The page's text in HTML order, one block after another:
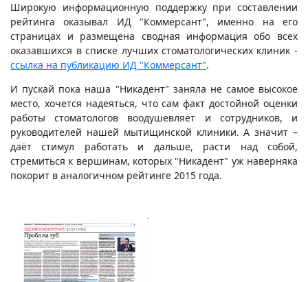
Широкую информационную поддержку при составлении
рейтинга оказывал ИД "Коммерсант", именно на его
страницах и размещена сводная информация обо всех
оказавшихся в списке лучших стоматологических клиник -
ссылка на публикацию ИД "Коммерсант".
И пускай пока наша "Никадент" заняла не самое высокое
место, хочется надеяться, что сам факт достойной оценки
работы стоматологов воодушевляет и сотрудников, и
руководителей нашей мытищинской клиники. А значит –
даёт стимул работать и дальше, расти над собой,
стремиться к вершинам, которых "Никадент" уж наверняка
покорит в аналогичном рейтинге 2015 года.